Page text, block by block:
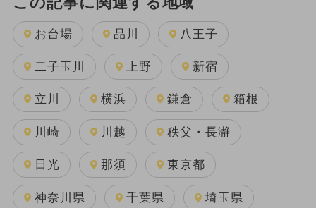
お台場 品川 八王子
二子玉川 上野 新宿
立川 横浜 鎌倉 箱根
川崎 川越 秩父・長瀞
日光 那須 東京都
神奈川県 千葉県 埼玉県